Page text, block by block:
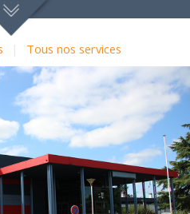
| Tous nos services